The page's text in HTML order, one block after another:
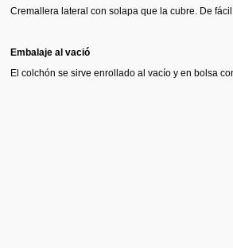
Cremallera lateral con solapa que la cubre. De
Embalaje al vació
El colchón se sirve enrollado al vacío y en bolsa